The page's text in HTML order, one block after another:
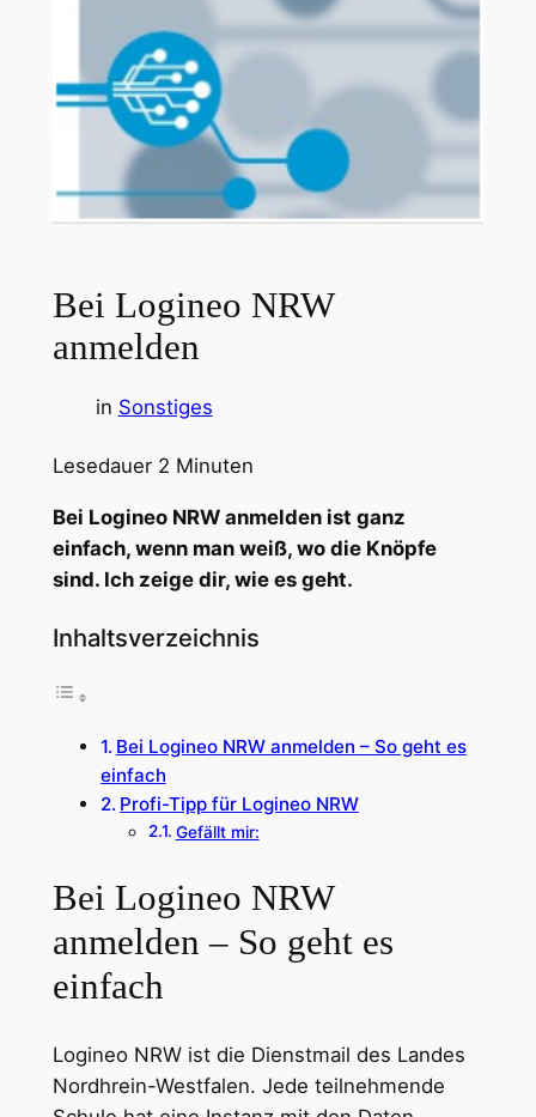
Bei Logineo NRW
anmelden
in Sonstiges
Lesedauer 2 Minuten
Bei Logineo NRW anmelden ist ganz
einfach, wenn man weiß, wo die Knöpfe
sind. Ich zeige dir, wie es geht.
Inhaltsverzeichnis
Bei Logineo NRW anmelden – So geht es
einfach
Profi-Tipp für Logineo NRW
Gefällt mir:
Bei Logineo NRW
anmelden – So geht es
einfach
Logineo NRW ist die Dienstmail des Landes
Nordhrein-Westfalen. Jede teilnehmende